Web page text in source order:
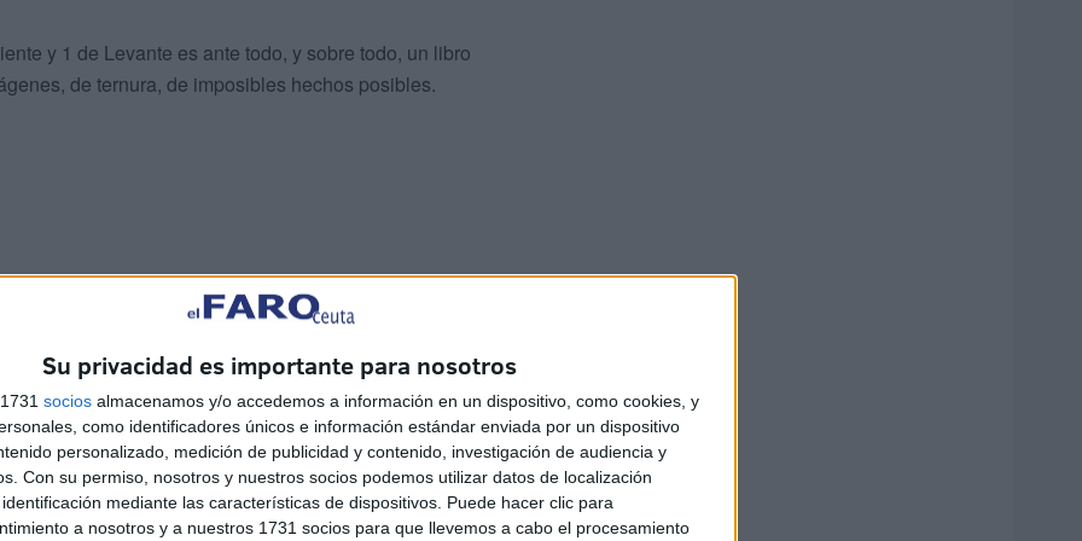
Su privacidad es importante para nosotros
socios almacenamos y/o accedemos a información en un dispositivo, como cookies, y
como identificadores únicos e información estándar enviada por un dispositivo
personalizado, medición de publicidad y contenido, investigación de audiencia y
Con su permiso, nosotros y nuestros socios podemos utilizar datos de localización
mediante las características de dispositivos. Puede hacer clic para
a nosotros y a nuestros 1731 socios para que llevemos a cabo el procesamiento
y 1 de Levante es ante todo, y sobre todo, un libro
de ternura, de imposibles hechos posibles.
Seguridad privada en el
cementerio musulmán tras
el desalojo de 700 personas
HACE 41 MINUTOS